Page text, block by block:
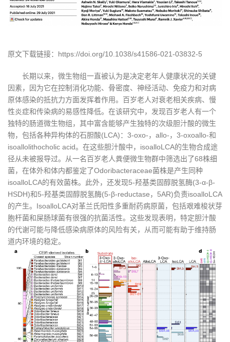
原文下载链接：https://doi.org/10.1038/s41586-021-03832-5
长期以来，微生物组一直被认为是决定老年人健康状况的关键
因素，因为它在控制消化功能、骨密度、神经活动、免疫力和对病
原体感染的抵抗力方面发挥着作用。百岁老人对衰老相关疾病、慢
性炎症和传染病的易感性降低。在该研究中，发现百岁老人有一个
独特的肠道微生物组，其中富含能够产生独特的次级胆汁酸的微生
物，包括各种异构体的石胆酸(LCA)：3-oxo-，allo-，3-oxoallo-和
isoallolithocholic acid。在这些胆汁酸中，isoalloLCA的生物合成途
径从未被报导过。从一名百岁老人粪便微生物群中筛选出了68株细
菌，在体外和体内都鉴定了Odoribacteraceae菌株是产生同种
isoalloLCA的有效菌株。此外，还发现5-羟基类固醇脱氢酶(3-α-β-
HSDH)和5-羟基类固醇脱氢酶(5-β-reductase，5AR)负责isoalloLCA
的产生。IsoalloLCA对革兰氏阳性多重耐药病原菌，包括艰难梭状芽
胞杆菌和屎肠球菌有很强的抗菌活性。这些发现表明，特定胆汁酸
的代谢可能与降低感染病原体的风险有关，从而可能有助于维持肠
道内环境的稳定。